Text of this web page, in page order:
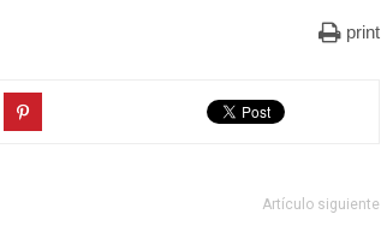
print
Artículo siguiente